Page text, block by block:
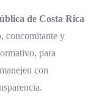
de Costa Rica
concomitante y
para
con